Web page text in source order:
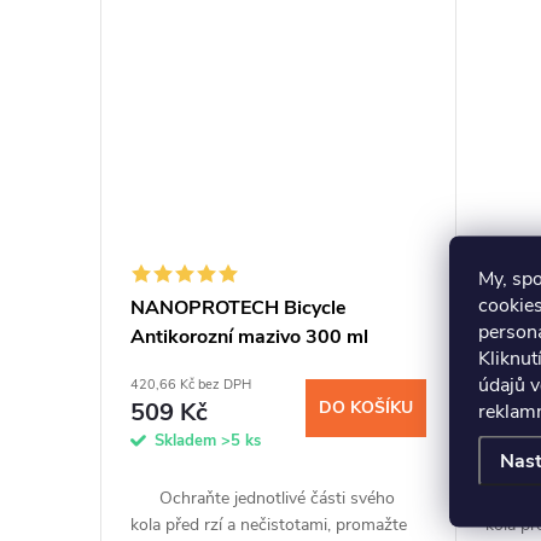
My,
údajů
NANOPROTECH Bicycle
Antikorozní mazivo 300 ml
420,66 Kč bez DPH
509 Kč
Skladem >5 ks
DO KOŠÍKU
Ochraňte jednotlivé části svého
kola před rzí a nečistotami, promažte
197,52
239
kola